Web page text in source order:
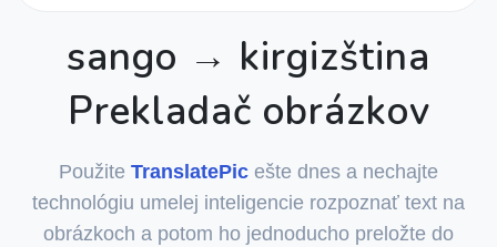
sango → kirgizština
Prekladač obrázkov
Použite TranslatePic ešte dnes a nechajte
technológiu umelej inteligencie rozpoznať text na
obrázkoch a potom ho jednoducho preložte do